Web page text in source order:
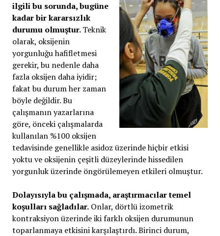
ilgili bu sorunda, bugüne
kadar bir kararsızlık
durumu olmuştur.Teknik
olarak, oksijenin
yorgunluğu hafifletmesi
gerekir, bu nedenle daha
fazla oksijen daha iyidir;
fakat bu durum her zaman
böyle değildir. Bu
çalışmanın yazarlarına
göre, önceki çalışmalarda
kullanılan %100 oksijen
tedavisinde genellikle asidoz üzerinde hiçbir etkisi
yoktu ve oksijenin çeşitli düzeylerinde hissedilen
yorgunluk üzerinde öngörülemeyen etkileri olmuştur.
Dolayısıyla bu çalışmada, araştırmacılar temel
koşulları sağladılar.Onlar, dörtlü izometrik
kontraksiyon üzerinde iki farklı oksijen durumunun
toparlanmaya etkisini karşılaştırdı. Birinci durum,